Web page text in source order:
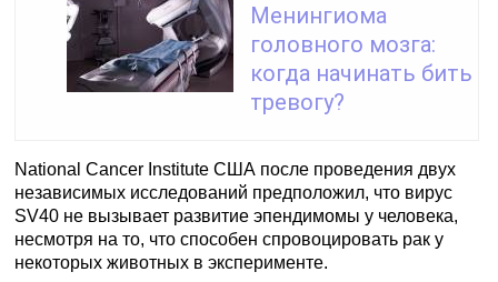
Менингиома
головного мозга:
когда начинать бить
тревогу?
National Cancer Institute США после проведения двух
независимых исследований предположил, что вирус
SV40 не вызывает развитие эпендимомы у человека,
несмотря на то, что способен спровоцировать рак у
некоторых животных в эксперименте.